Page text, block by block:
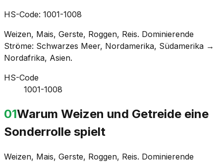
HS-Code: 1001-1008
Weizen, Mais, Gerste, Roggen, Reis. Dominierende
Ströme: Schwarzes Meer, Nordamerika, Südamerika →
Nordafrika, Asien.
HS-Code
1001-1008
01Warum Weizen und Getreide eine
Sonderrolle spielt
Weizen, Mais, Gerste, Roggen, Reis. Dominierende